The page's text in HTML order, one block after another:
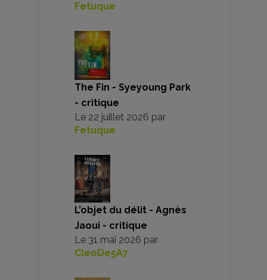
Fetuque
The Fin - Syeyoung Park
- critique
Le 22 juillet 2026 par
Fetuque
L’objet du délit - Agnès
Jaoui - critique
Le 31 mai 2026 par
CleoDe5A7